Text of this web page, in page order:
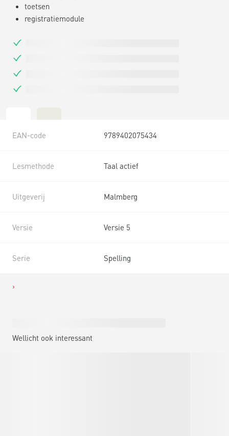
toetsen
registratiemodule
EAN-code 9789402075434
Lesmethode Taal actief
Uitgeverij Malmberg
Versie Versie 5
Serie Spelling
Wellicht ook interessant